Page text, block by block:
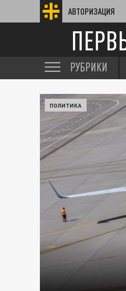
АВТОРИЗАЦИЯ
РУБРИКИ
ПОЛИТИКА